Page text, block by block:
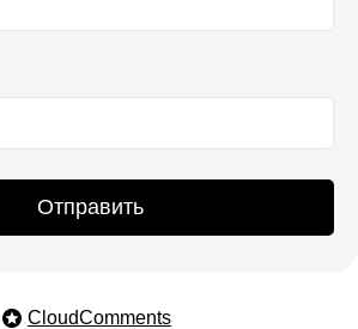
Отправить
CloudComments